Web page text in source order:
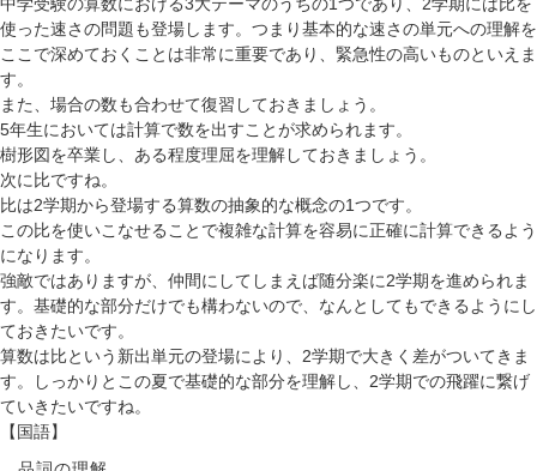
使った速さの問題も登場します。つまり基本的な速さの単元への理解を
ここで深めておくことは非常に重要であり、緊急性の高いものといえま
す。
また、場合の数も合わせて復習しておきましょう。
5年生においては計算で数を出すことが求められます。
樹形図を卒業し、ある程度理屈を理解しておきましょう。
次に比ですね。
比は2学期から登場する算数の抽象的な概念の1つです。
この比を使いこなせることで複雑な計算を容易に正確に計算できるよう
になります。
強敵ではありますが、仲間にしてしまえば随分楽に2学期を進められま
す。基礎的な部分だけでも構わないので、なんとしてもできるようにし
ておきたいです。
算数は比という新出単元の登場により、2学期で大きく差がついてきま
す。しっかりとこの夏で基礎的な部分を理解し、2学期での飛躍に繋げ
ていきたいですね。
【国語】